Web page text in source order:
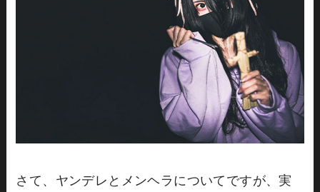
さて、ヤンデレとメンヘラについてですが、実